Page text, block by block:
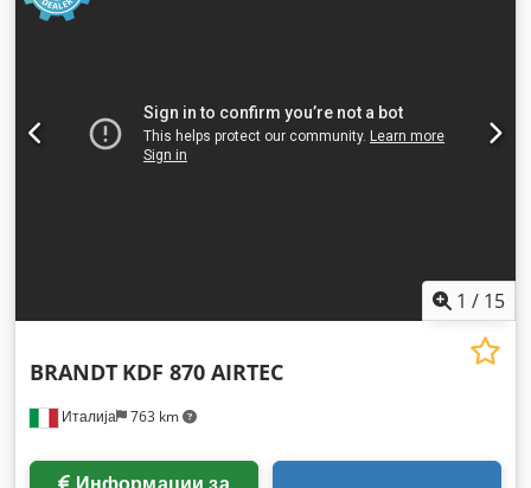
1 / 15
Италија 763 km
BRANDT KDF 870 AIRTEC